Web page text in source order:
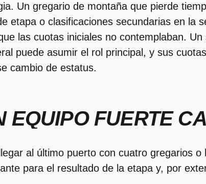
Un gregario de montaña que pierde
etapa o clasificaciones secundarias en la
las cuotas iniciales no contemplaban.
puede asumir el rol principal, y sus
cambio de estatus.
EQUIPO FUERTE
al último puerto con cuatro gregarios
para el resultado de la etapa y, por